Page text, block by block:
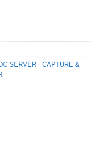
SERVER - CAPTURE &